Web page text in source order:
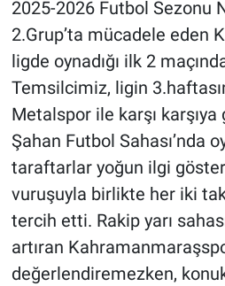
2025-2026 Futbol Sezonu
2.Grup’ta mücadele eden
ligde oynadığı ilk 2
Temsilcimiz, ligin
Metalspor ile karşı
Şahan Futbol Sahası’nda
taraftarlar yoğun ilgi
vuruşuyla birlikte her iki
tercih etti. Rakip yarı
artıran
değerlendiremezken,
BİLİM VE TEKNOLOJİ
Güvenlik
Bölge